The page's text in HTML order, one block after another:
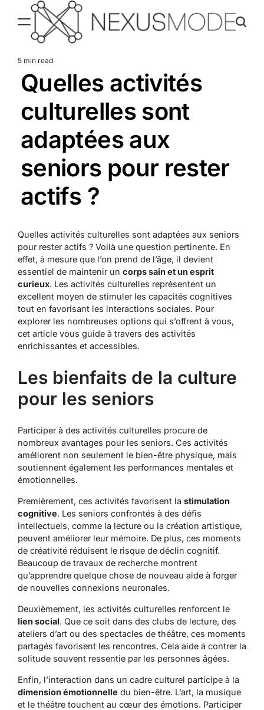
content
Estimated
read
time
5 min read
Quelles activités
culturelles sont
adaptées aux
seniors pour rester
actifs ?
Quelles activités culturelles sont adaptées aux seniors
pour rester actifs ? Voilà une question pertinente. En
effet, à mesure que l’on prend de l’âge, il devient
essentiel de maintenir un corps sain et un esprit
curieux. Les activités culturelles représentent un
excellent moyen de stimuler les capacités cognitives
tout en favorisant les interactions sociales. Pour
explorer les nombreuses options qui s’offrent à vous,
cet article vous guide à travers des activités
enrichissantes et accessibles.
Les bienfaits de la culture
pour les seniors
Participer à des activités culturelles procure de
nombreux avantages pour les seniors. Ces activités
améliorent non seulement le bien-être physique, mais
soutiennent également les performances mentales et
émotionnelles.
Premièrement, ces activités favorisent la stimulation
cognitive. Les seniors confrontés à des défis
intellectuels, comme la lecture ou la création artistique,
peuvent améliorer leur mémoire. De plus, ces moments
de créativité réduisent le risque de déclin cognitif.
Beaucoup de travaux de recherche montrent
qu’apprendre quelque chose de nouveau aide à forger
de nouvelles connexions neuronales.
Deuxièmement, les activités culturelles renforcent le
lien social. Que ce soit dans des clubs de lecture, des
ateliers d’art ou des spectacles de théâtre, ces moments
partagés favorisent les rencontres. Cela aide à contrer la
solitude souvent ressentie par les personnes âgées.
Enfin, l’interaction dans un cadre culturel participe à la
dimension émotionnelle du bien-être. L’art, la musique
et le théâtre touchent au cœur des émotions. Participer